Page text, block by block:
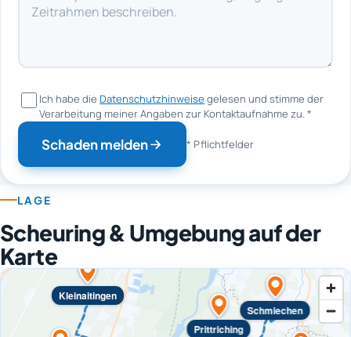
Ich habe die Datenschutzhinweise gelesen und stimme der
Verarbeitung meiner Angaben zur Kontaktaufnahme zu.*
Schaden melden * Pflichtfelder
LAGE
Scheuring & Umgebung auf der
Karte
Prittriching
Kleinaitingen
Schmiechen